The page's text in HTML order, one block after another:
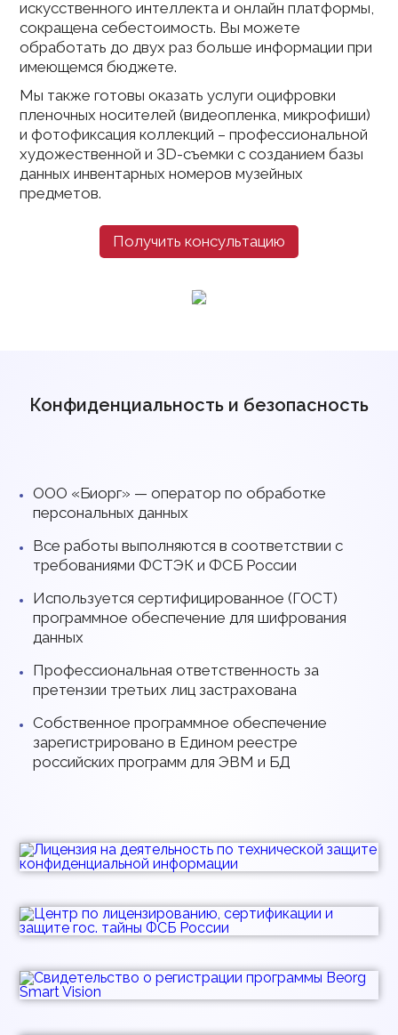
искусственного интеллекта и онлайн платформы,
сокращена себестоимость. Вы можете
обработать до двух раз больше информации при
имеющемся бюджете.
Мы также готовы оказать услуги оцифровки
пленочных носителей (видеопленка, микрофиши)
и фотофиксация коллекций – профессиональной
художественной и 3D-съемки с созданием базы
данных инвентарных номеров музейных
предметов.
Получить консультацию
Конфиденциальность и безопасность
ООО «Биорг» — оператор по обработке
персональных данных
Все работы выполняются в соответствии с
требованиями ФСТЭК и ФСБ России
Используется сертифицированное (ГОСТ)
программное обеспечение для шифрования
данных
Профессиональная ответственность за
претензии третьих лиц застрахована
Собственное программное обеспечение
зарегистрировано в Едином реестре
российских программ для ЭВМ и БД